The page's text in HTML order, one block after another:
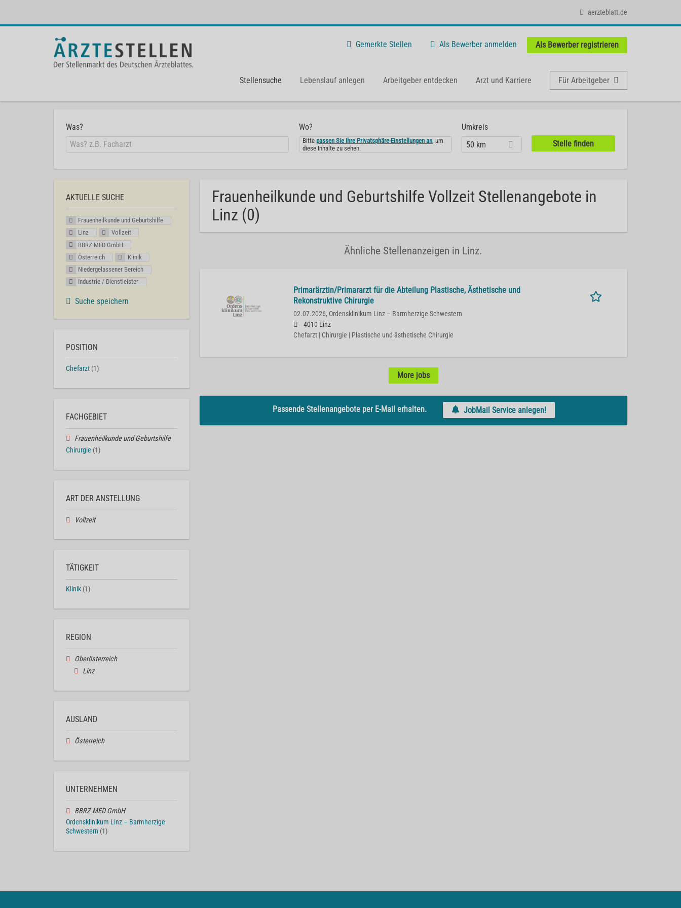
aerzteblatt.de
Gemerkte Stellen Als Bewerber anmelden Als Bewerber registrieren
Stellensuche Lebenslauf anlegen Arbeitgeber entdecken Arzt und Karriere Für Arbeitgeber
Was? Wo?
Bittepassen Sie Ihre Privatsphäre-Einstellungen an, um
diese Inhalte zu sehen.
Umkreis
50 km
Frauenheilkunde und Geburtshilfe Vollzeit Stellenangebote in
Linz (0)
Ähnliche Stellenanzeigen in Linz.
Primarärztin/Primararzt für die Abteilung Plastische, Ästhetische und
Rekonstruktive Chirurgie
02.07.2026, Ordensklinikum Linz – Barmherzige Schwestern
4010 Linz
Chefarzt | Chirurgie | Plastische und ästhetische Chirurgie
More jobs
Passende Stellenangebote per E-Mail erhalten. JobMail Service anlegen!
AKTUELLE SUCHE
Frauenheilkunde und Geburtshilfe
Linz
Vollzeit
BBRZ MED GmbH
Österreich
Klinik
Niedergelassener Bereich
Industrie / Dienstleister
Suche speichern
POSITION
Chefarzt (1)
FACHGEBIET
Frauenheilkunde und Geburtshilfe
Chirurgie (1)
ART DER ANSTELLUNG
Vollzeit
TÄTIGKEIT
Klinik (1)
REGION
Oberösterreich
Linz
AUSLAND
Österreich
UNTERNEHMEN
BBRZ MED GmbH
Ordensklinikum Linz – Barmherzige
Schwestern (1)